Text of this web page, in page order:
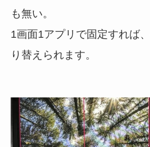
も無い。
1画面1アプリで固定すれば
り替えられます。